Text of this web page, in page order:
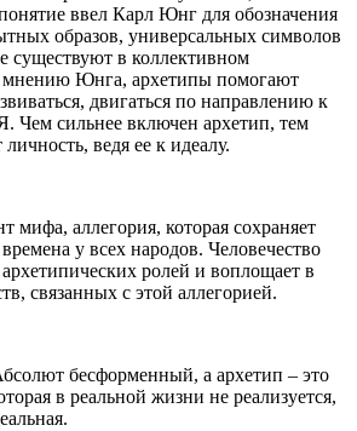
ввел Карл Юнг для обозначения
образов, универсальных символов
существуют в коллективном
мнению Юнга, архетипы помогают
двигаться по направлению к
Чем сильнее включен архетип, тем
ведя ее к идеалу.
мифа, аллегория, которая сохраняет
у всех народов. Человечество
ролей и воплощает в
связанных с этой аллегорией.
бесформенный, а архетип – это
в реальной жизни не реализуется,